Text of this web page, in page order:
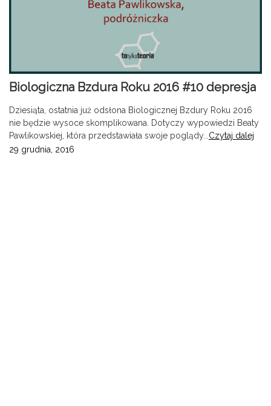
Biologiczna Bzdura Roku 2016 #10 depresja
Dziesiąta, ostatnia już odsłona Biologicznej Bzdury Roku 2016
nie będzie wysoce skomplikowana. Dotyczy wypowiedzi Beaty
Pawlikowskiej, która przedstawiała swoje poglądy... Czytaj dalej
29 grudnia, 2016